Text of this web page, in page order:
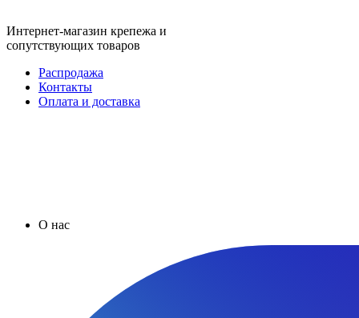
Интернет-магазин крепежа и
сопутствующих товаров
Распродажа
Контакты
Оплата и доставка
О нас